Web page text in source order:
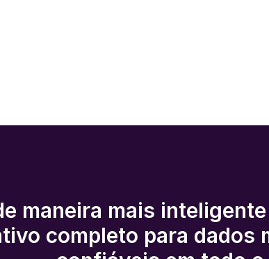
maneira mais
completo para dados